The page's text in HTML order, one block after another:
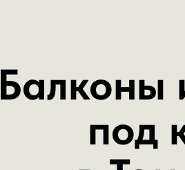
Балконы
под